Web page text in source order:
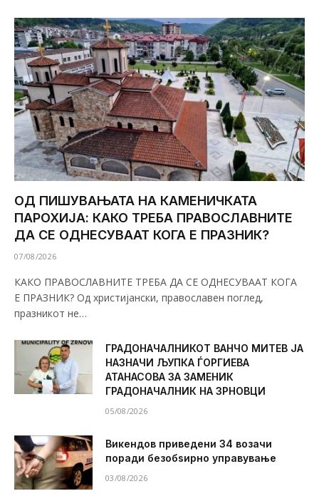
ОД ПИШУВАЊАТА НА КАМЕНИЧКАТА
ПАРОХИЈА: КАКО ТРЕБА ПРАВОСЛАВНИТЕ
ДА СЕ ОДНЕСУВААТ КОГА Е ПРАЗНИК?
07/08/2026
КАКО ПРАВОСЛАВНИТЕ ТРЕБА ДА СЕ ОДНЕСУВААТ КОГА
Е ПРАЗНИК? Од христијански, православен поглед,
празникот не…
ГРАДОНАЧАЛНИКОТ ВАНЧО МИТЕВ ЈА
НАЗНАЧИ ЉУПКА ЃОРГИЕВА
АТАНАСОВА ЗА ЗАМЕНИК
ГРАДОНАЧАЛНИК НА ЗРНОВЦИ
05/08/2026
Викендов приведени 34 возачи
поради безобѕирно управување
03/08/2026